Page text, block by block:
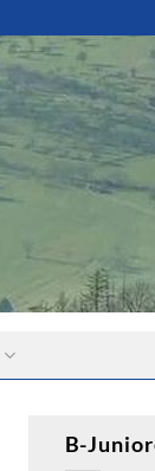
B-